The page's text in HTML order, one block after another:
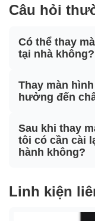
Câu hỏi
Có thể thay
tại nhà không?
Thay màn
hưởng đến
Sau khi thay
tôi có cần cài
hành không?
Linh kiện